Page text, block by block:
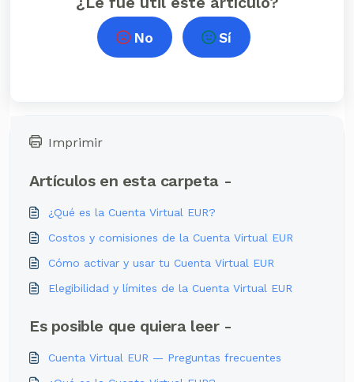
No Sí
Imprimir
Artículos en esta carpeta -
¿Qué es la Cuenta Virtual EUR?
Costos y comisiones de la Cuenta Virtual EUR
Cómo activar y usar tu Cuenta Virtual EUR
Elegibilidad y límites de la Cuenta Virtual EUR
Es posible que quiera leer -
Cuenta Virtual EUR — Preguntas frecuentes